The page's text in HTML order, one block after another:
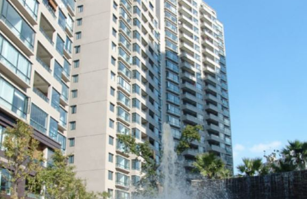
で
す
。
ヘ
ッ
ダ
情
報
に
移
動
し
ま